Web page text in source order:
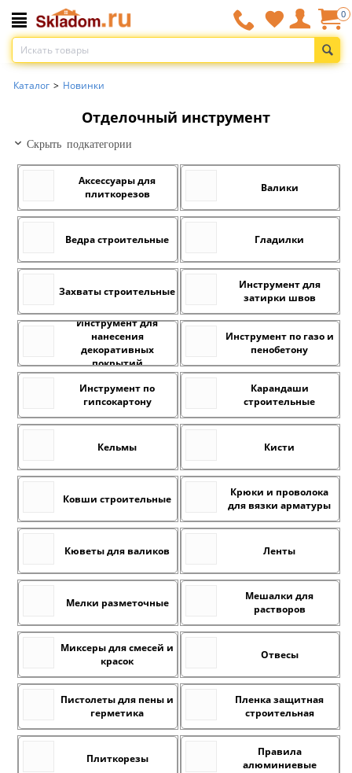
0
Каталог > Новинки
Отделочный инструмент
Скрыть подкатегории
Аксессуары для
плиткорезов
Валики
Ведра строительные Гладилки
Захваты строительные
Инструмент для
затирки швов
Инструмент для
нанесения
декоративных
покрытий
Инструмент по газо и
пенобетону
Инструмент по
гипсокартону
Карандаши
строительные
Кельмы Кисти
Ковши строительные
Крюки и проволока
для вязки арматуры
Кюветы для валиков Ленты
Мелки разметочные
Мешалки для
растворов
Миксеры для смесей и
красок
Отвесы
Пистолеты для пены и
герметика
Пленка защитная
строительная
Плиткорезы
Правила
алюминиевые